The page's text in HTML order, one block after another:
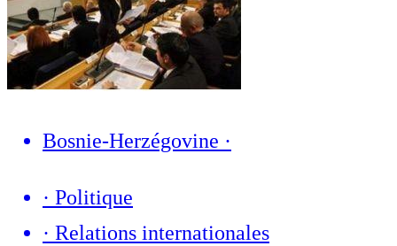
Bosnie-Herzégovine ·
· Politique
· Relations internationales